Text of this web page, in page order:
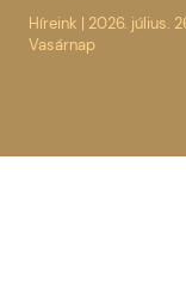
Híreink | 2026. július.
Vasárnap